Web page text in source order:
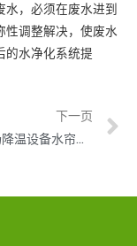
，必须在废水进到
性调整解决，使废水
的水净化系统提
下一页
养殖空调场降温设备水帘风机降温设备系统